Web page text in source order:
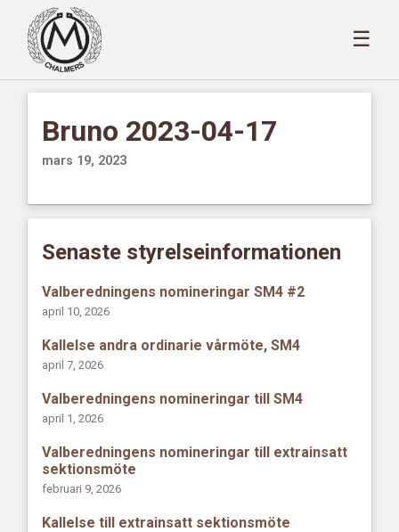
☰
Bruno 2023-04-17
mars 19, 2023
Senaste styrelseinformationen
Valberedningens nomineringar SM4 #2
april 10, 2026
Kallelse andra ordinarie vårmöte, SM4
april 7, 2026
Valberedningens nomineringar till SM4
april 1, 2026
Valberedningens nomineringar till extrainsatt
sektionsmöte
februari 9, 2026
Kallelse till extrainsatt sektionsmöte